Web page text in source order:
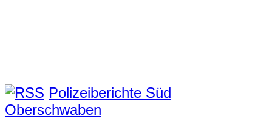
Polizeiberichte Süd
Oberschwaben